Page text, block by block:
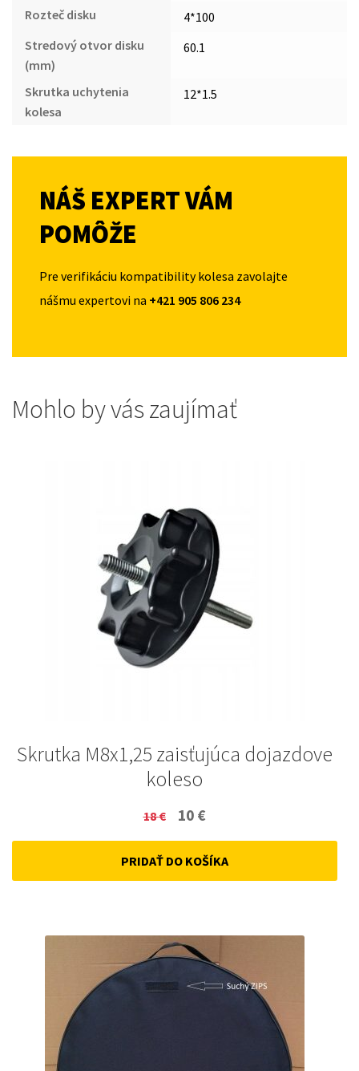
Rozteč disku
4*100
Stredový otvor disku
(mm)
60.1
Skrutka uchytenia
kolesa
12*1.5
NÁŠ EXPERT VÁM
POMÔŽE
Pre verifikáciu kompatibility kolesa zavolajte
nášmu expertovi na +421 905 806 234
Mohlo by vás zaujímať
Skrutka M8x1,25 zaisťujúca dojazdove
koleso
18€
Original
price
was:
10 €
price
is:
PRIDAŤ DO KOŠÍKA